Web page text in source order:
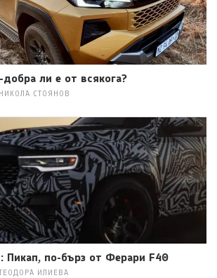
ли е от всякога?
НИКОЛА СТОЯНОВ
Пикап, по-бърз от Ферари F40
ИЛИЕВА